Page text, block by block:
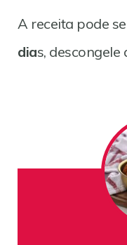
A receita pode
dias,